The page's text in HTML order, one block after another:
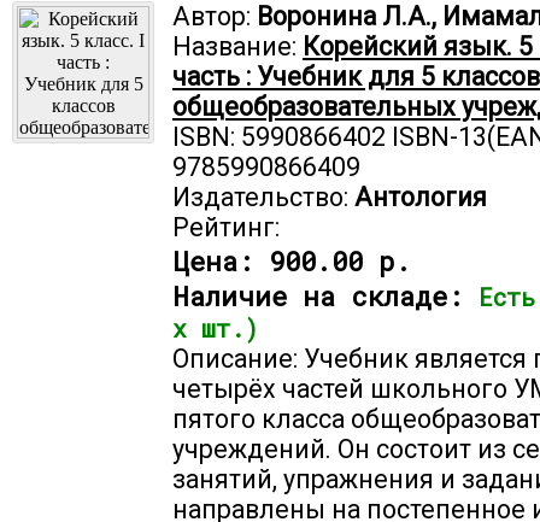
Автор: Воронина Л.А.,
Название: Корейский язык. 5
часть : Учебник для 5 классов
общеобразовательных
ISBN: 5990866402 ISBN-
9785990866409
Издательство: Антология
Рейтинг:
Цена: 900.00 р.
Наличие на складе:
х шт.)
Описание: Учебник является
четырёх частей школьного
пятого класса
учреждений. Он состоит из
занятий, упражнения и
направлены на постепенное